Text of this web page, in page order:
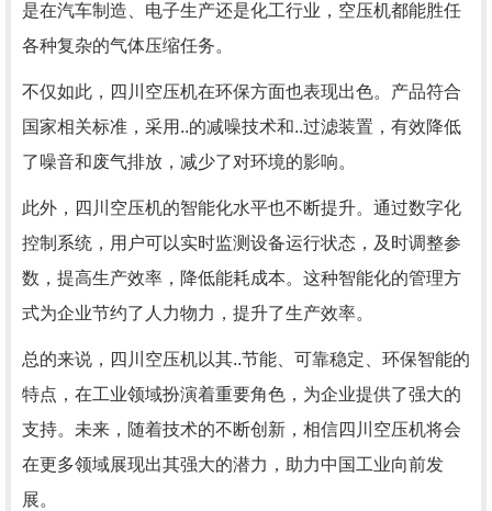
是在汽车制造、电子生产还是化工行业，空压机都能胜任
各种复杂的气体压缩任务。
不仅如此，四川空压机在环保方面也表现出色。产品符合
国家相关标准，采用..的减噪技术和..过滤装置，有效降低
了噪音和废气排放，减少了对环境的影响。
此外，四川空压机的智能化水平也不断提升。通过数字化
控制系统，用户可以实时监测设备运行状态，及时调整参
数，提高生产效率，降低能耗成本。这种智能化的管理方
式为企业节约了人力物力，提升了生产效率。
总的来说，四川空压机以其..节能、可靠稳定、环保智能的
特点，在工业领域扮演着重要角色，为企业提供了强大的
支持。未来，随着技术的不断创新，相信四川空压机将会
在更多领域展现出其强大的潜力，助力中国工业向前发
展。